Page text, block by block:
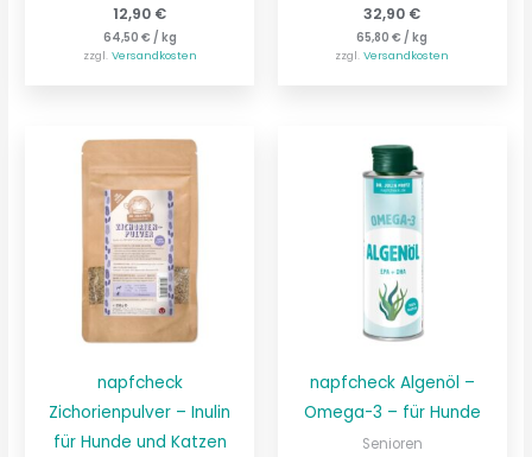
12,90 €
64,50 € / kg
zzgl. Versandkosten
32,90 €
65,80€ / kg
zzgl.Versandkosten
napfcheck
Zichorienpulver – Inulin
für Hunde und Katzen
napfcheck Algenöl –
Omega-3 – für Hunde
Senioren